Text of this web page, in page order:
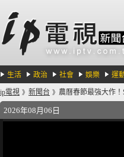
生活 政治 社會 娛樂 運
ip電視 》 新聞台 》 農曆春節最強大作
2026年08月06日